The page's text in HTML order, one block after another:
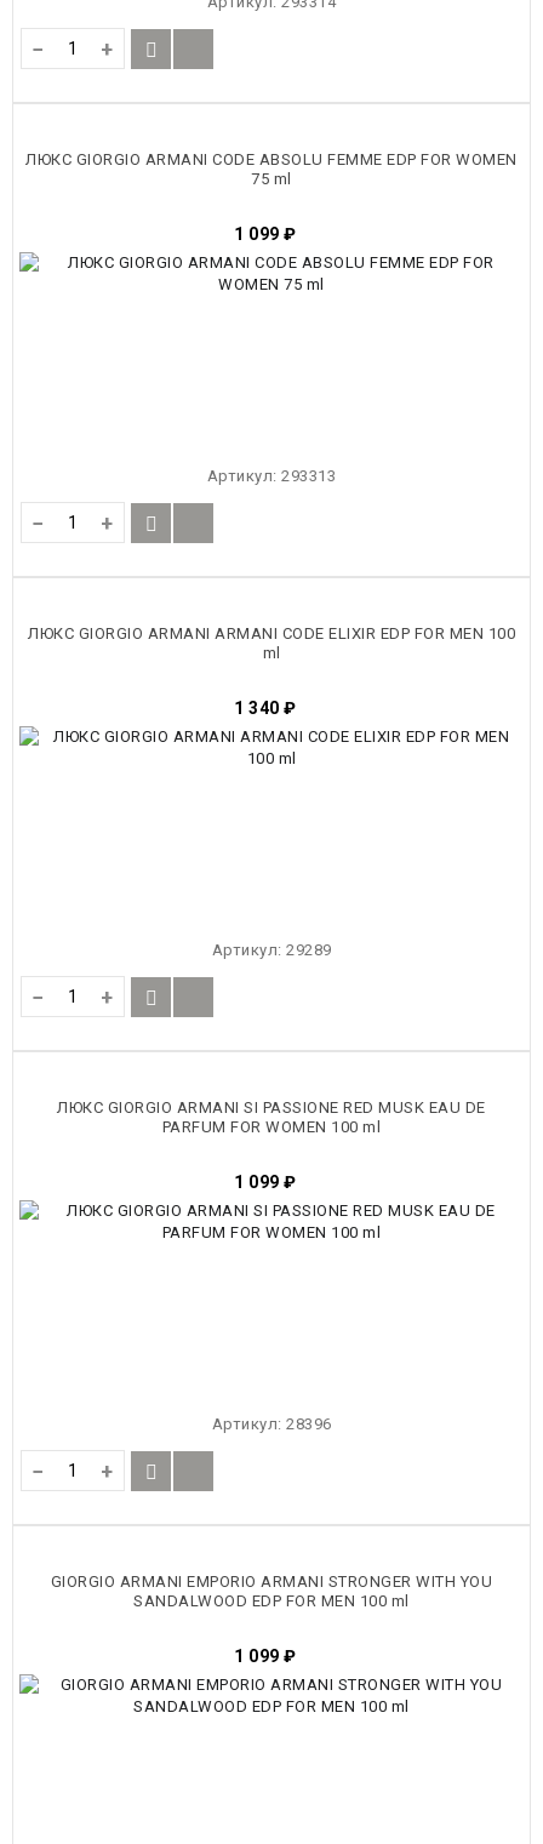
− +
ЛЮКС GIORGIO ARMANI CODE ABSOLU FEMME EDP FOR WOMEN
75 ml
1 099 ₽
Артикул:293313
− +
ЛЮКС GIORGIO ARMANI ARMANI CODE ELIXIR EDP FOR MEN 100
ml
1 340 ₽
Артикул: 29289
− +
ЛЮКС GIORGIO ARMANI SI PASSIONE RED MUSK EAU DE
PARFUM FOR WOMEN 100 ml
1 099 ₽
Артикул: 28396
− +
GIORGIO ARMANI EMPORIO ARMANI STRONGER WITH YOU
SANDALWOOD EDP FOR MEN 100 ml
1 099 ₽